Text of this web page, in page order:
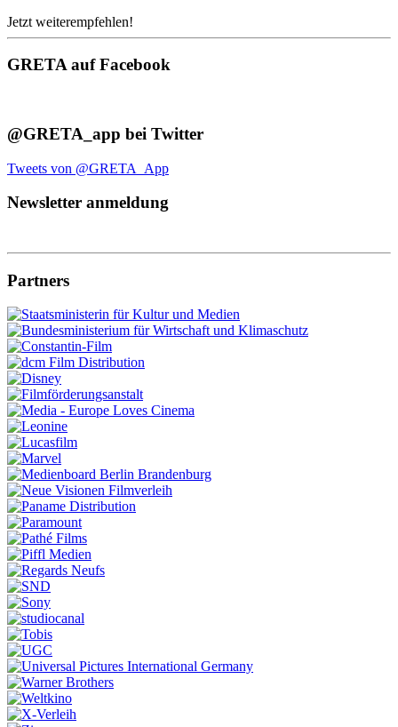
Jetzt weiterempfehlen!
GRETA auf Facebook
@GRETA_app bei Twitter
Tweets von @GRETA_App
Newsletter anmeldung
Partners